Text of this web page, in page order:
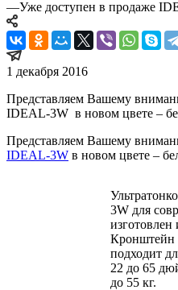
—Уже доступен в продаже
1 декабря 2016
Представляем Вашему
IDEAL-3W в новом цвете –
Представляем Вашему
IDEAL-3W в новом цвете –
3W для
изготовлен
подходит
22 до 65
до 55 кг.